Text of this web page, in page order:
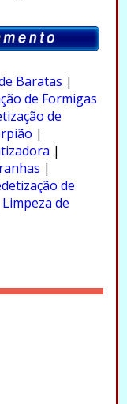
Baratas |
de Formigas
de
|
|
|
de
Limpeza de